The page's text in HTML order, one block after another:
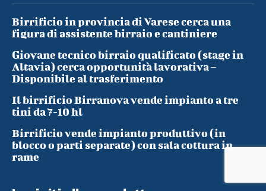
Birrificio in provincia di Varese cerca una
figura di assistente birraio e cantiniere
Giovane tecnico birraio qualificato (stage in
Altavia) cerca opportunità lavorativa –
Disponibile al trasferimento
Il birrificio Birranova vende impianto a tre
tini da 7-10 hl
Birrificio vende impianto produttivo (in
blocco o parti separate) con sala cottura in
rame